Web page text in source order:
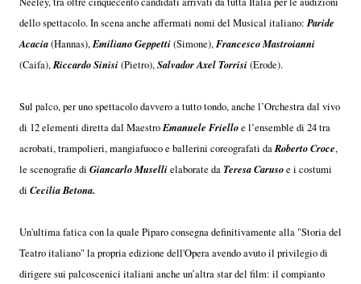
dello spettacolo. In scena anche affermati nomi del Musical italiano:Paride
Acacia(Hannas),Emiliano Geppetti(Simone),Francesco Mastroianni
(Caifa),Riccardo Sinisi(Pietro),Salvador Axel Torrisi(Erode).
Sul palco, per uno spettacolo davvero a tutto tondo, anche l’Orchestra dal vivo
di 12 elementi diretta dal MaestroEmanuele Frielloe l’ensemble di 24 tra
acrobati, trampolieri, mangiafuoco e ballerini coreografati daRoberto Croce,
le scenografie di Giancarlo Musellielaborate da Teresa Carusoe i costumi
di Cecilia Betona.
Un'ultima fatica con la quale Piparo consegna definitivamente alla "Storia del
Teatro italiano" la propria edizione dell'Opera avendo avuto il privilegio di
dirigere sui palcoscenici italiani anche un’altra star del film: il compianto